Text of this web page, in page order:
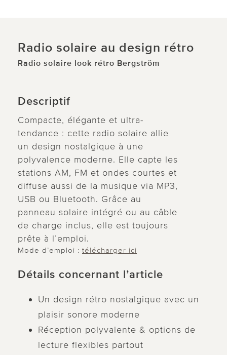
Radio solaire au design rétro
Radio solaire look rétro Bergström
Descriptif
Compacte, élégante et ultra-
tendance : cette radio solaire allie
un design nostalgique à une
polyvalence moderne. Elle capte les
stations AM, FM et ondes courtes et
diffuse aussi de la musique via MP3,
USB ou Bluetooth. Grâce au
panneau solaire intégré ou au câble
de charge inclus, elle est toujours
prête à l’emploi.
Mode d’emploi : télécharger ici
Détails concernant l’article
Un design rétro nostalgique avec un
plaisir sonore moderne
Réception polyvalente & options de
lecture flexibles partout